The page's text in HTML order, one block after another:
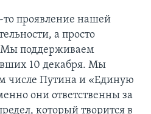
то проявление нашей
а просто
Мы поддерживаем
10 декабря. Мы
числе Путина и «Единую
они ответственны за
который творится в